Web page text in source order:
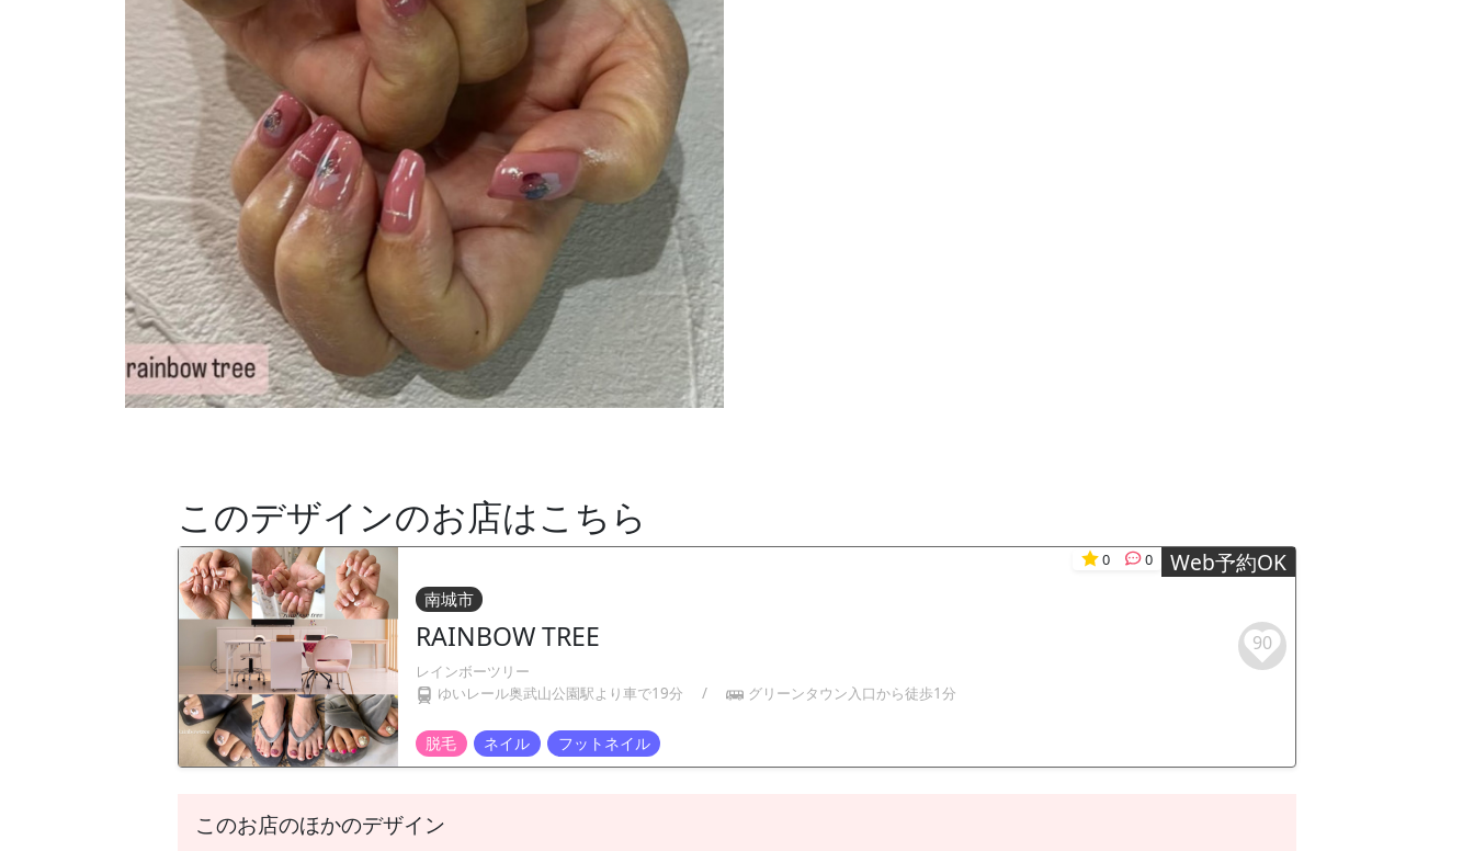
このデザインのお店はこちら
Web予約OK
脱毛 ネイル フットネイル
南城市
0 0
RAINBOW TREE
レインボーツリー
ゆいレール奥武山公園駅より車で19分
/ グリーンタウン入口から徒歩1分
90
このお店のほかのデザイン